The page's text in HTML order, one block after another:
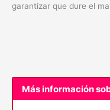
garantizar que dure el
Más información